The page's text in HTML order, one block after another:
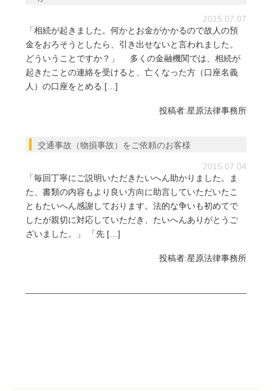
2015.07.07
「相続が起きました。何かとお金がかかるので故人の預
金をおろそうとしたら、引き出せないと言われました。
どういうことですか？」 多くの金融機関では、相続が
起きたことの連絡を受けると、亡くなった方（口座名義
人）の口座をとめる […]
投稿者:星原法律事務所
交通事故（物損事故）をご依頼のお客様
2015.07.04
「毎回丁寧にご説明いただきたいへん助かりました。ま
た、書類の内容もより良い方向に助言していただいたこ
ともたいへん感謝しております。法的な争いも初めてで
したが親切に対応していただき、たいへんありがとうご
ざいました。」 「先 […]
投稿者:星原法律事務所